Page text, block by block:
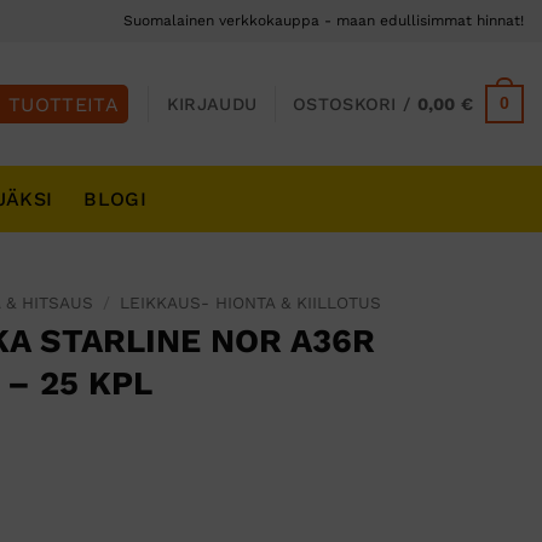
Suomalainen verkkokauppa - maan edullisimmat hinnat!
KIRJAUDU OSTOSKORI / 0,00€ 0
BLOGI
& HITSAUS LEIKKAUS- HIONTA & KIILLOTUS
STARLINE NOR A36R
25 KPL